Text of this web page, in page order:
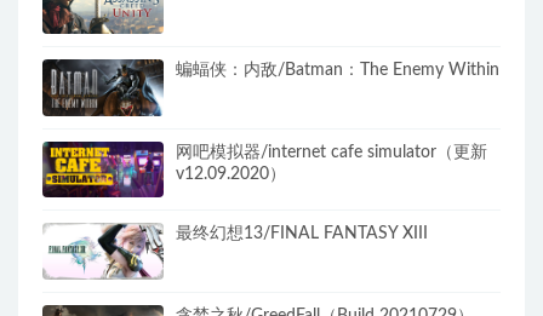
蝙蝠侠：内敌/Batman：The Enemy Within
网吧模拟器/internet cafe simulator（更新
v12.09.2020）
最终幻想13/FINAL FANTASY XIII